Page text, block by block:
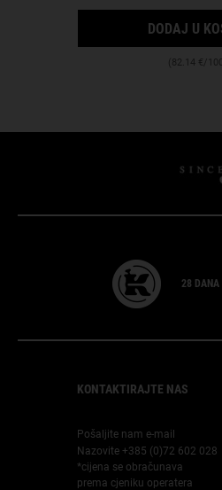
DODAJ U
(82.14 €/
28 DANA
KONTAKTIRAJTE NAS
Pošaljite nam e-mail
Nazovite +385 (0)72 602 028
*cijena se obračunava
prema cjeniku operatera